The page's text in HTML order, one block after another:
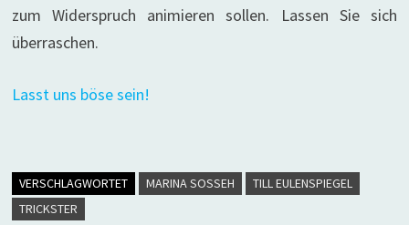
zum Widerspruch animieren sollen. Lassen Sie sich
überraschen.
Lasst uns böse sein!
VERSCHLAGWORTET MARINA SOSSEH
TILL EULENSPIEGEL
TRICKSTER